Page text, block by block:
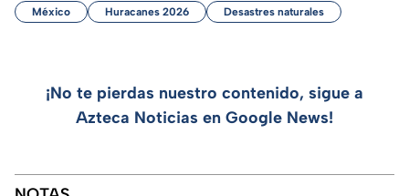
México Huracanes 2026 Desastres naturales
¡No te pierdas nuestro contenido, sigue a
Azteca Noticias en Google News!